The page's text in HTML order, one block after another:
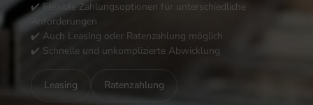
✔️ Flexible Zahlungsoptionen für unterschiedliche
Anforderungen
✔️ Auch Leasing oder Ratenzahlung möglich
✔️ Schnelle und unkomplizierte Abwicklung
Leasing Ratenzahlung